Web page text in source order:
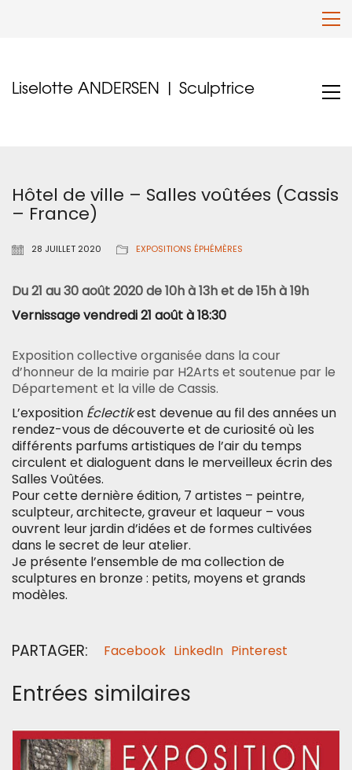
Liselotte ANDERSEN | Sculptrice
Hôtel de ville – Salles voûtées (Cassis
– France)
28 JUILLET 2020 EXPOSITIONS ÉPHÉMÈRES
Du 21 au 30 août 2020 de 10h à 13h et de 15h à 19h
Vernissage vendredi 21 août à 18:30
Exposition collective organisée dans la cour
d’honneur de la mairie par H2Arts et soutenue par le
Département et la ville de Cassis.
L’exposition Éclectikest devenue au fil des années un
rendez-vous de découverte et de curiosité où les
différents parfums artistiques de l’air du temps
circulent et dialoguent dans le merveilleux écrin des
Salles Voûtées.
Pour cette dernière édition, 7 artistes – peintre,
sculpteur, architecte, graveur et laqueur – vous
ouvrent leur jardin d’idées et de formes cultivées
dans le secret de leur atelier.
Je présente l’ensemble de ma collection de
sculptures en bronze : petits, moyens et grands
modèles.
PARTAGER: Facebook LinkedIn Pinterest
Entrées similaires